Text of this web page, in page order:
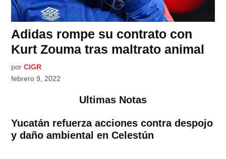
Adidas rompe su contrato con
Kurt Zouma tras maltrato animal
por CIGR
febrero 9, 2022
Ultimas Notas
Yucatán refuerza acciones contra despojo
y daño ambiental en Celestún